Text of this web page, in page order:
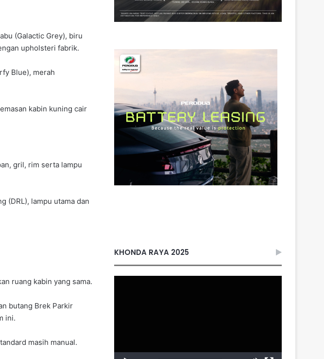
(Galactic Grey), biru
upholsteri fabrik.
Blue), merah
kabin kuning cair
gril, rim serta lampu
(DRL), lampu utama dan
ruang kabin yang sama.
butang Brek Parkir
ini.
masih manual.
KHONDA RAYA 2025